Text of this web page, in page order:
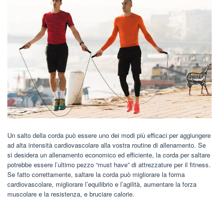
Un salto della corda può essere uno dei modi più efficaci per aggiungere
ad alta intensità cardiovascolare alla vostra routine di allenamento. Se
si desidera un allenamento economico ed efficiente, la corda per saltare
potrebbe essere l’ultimo pezzo “must have” di attrezzature per il fitness.
Se fatto correttamente, saltare la corda può migliorare la forma
cardiovascolare, migliorare l’equilibrio e l’agilità, aumentare la forza
muscolare e la resistenza, e bruciare calorie.